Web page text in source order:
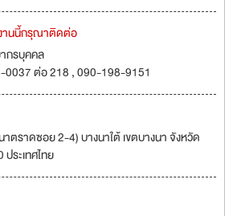
านนี้กรุณาติดต่อ
กรบุคคล
ต่อ 218 , 090-198-9151
ตราดซอย 2-4) บางนาใต้ เขตบางนา จังหวัด
ระเทศไทย